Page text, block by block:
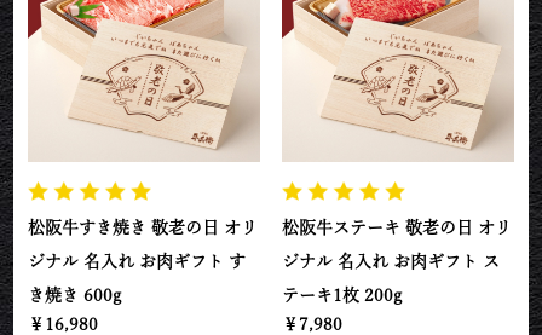
松阪牛すき焼き 敬老の日 オリ
ジナル 名入れ お肉ギフト す
き焼き 600g
￥16,980
松阪牛ステーキ 敬老の日 オリ
ジナル 名入れ お肉ギフト ス
テーキ1枚 200g
￥7,980